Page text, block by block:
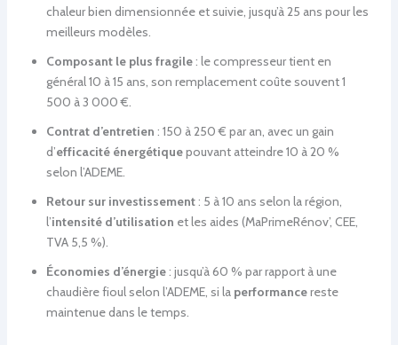
chaleur bien dimensionnée et suivie, jusqu’à 25 ans pour les
meilleurs modèles.
Composant le plus fragile: le compresseur tient en
général 10 à 15 ans, son remplacement coûte souvent 1
500 à 3 000 €.
Contrat d’entretien : 150 à 250 € par an, avec un gain
d’efficacité énergétiquepouvant atteindre 10 à 20 %
selon l’ADEME.
Retour sur investissement: 5 à 10 ans selon la région,
l’intensité d’utilisation et les aides (MaPrimeRénov’, CEE,
TVA 5,5 %).
Économies d’énergie: jusqu’à 60 % par rapport à une
chaudière fioul selon l’ADEME, si la performancereste
maintenue dans le temps.